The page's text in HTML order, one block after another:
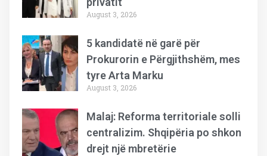
August 3, 2026
5 kandidatë në garë për
Prokurorin e Përgjithshëm, mes
tyre Arta Marku
August 3, 2026
Malaj: Reforma territoriale solli
centralizim. Shqipëria po shkon
drejt një mbretërie